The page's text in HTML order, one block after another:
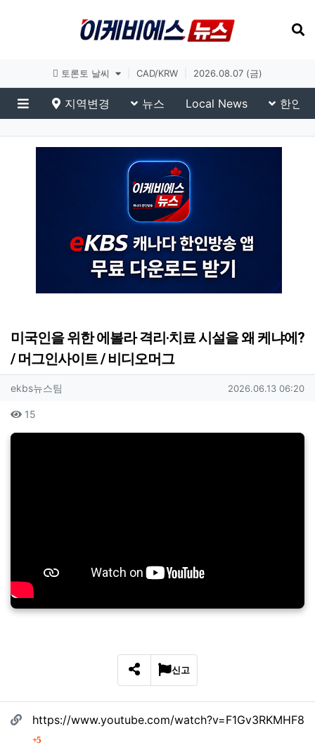
토론토 날씨 CAD/KRW 2026.08.07 (금)
메뉴
지역변경 뉴스 Local News 한인
이슈 브리핑
미국인을 위한 에볼라 격리·치료 시설을 왜 케냐에?
/ 머그인사이트 / 비디오머그
작성자 정보
ekbs뉴스팀 작성일
2026.06.13 06:20
컨텐츠 정보
15
본문
SNS 공유
신고
관련자료
https://www.youtube.com/watch?v=F1Gv3RKMHF8
5회 연결